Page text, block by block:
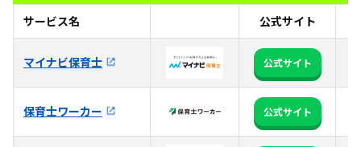
サービス名 公式サイト
マイナビ保育士 公式サイト
保育士ワーカー 公式サイト